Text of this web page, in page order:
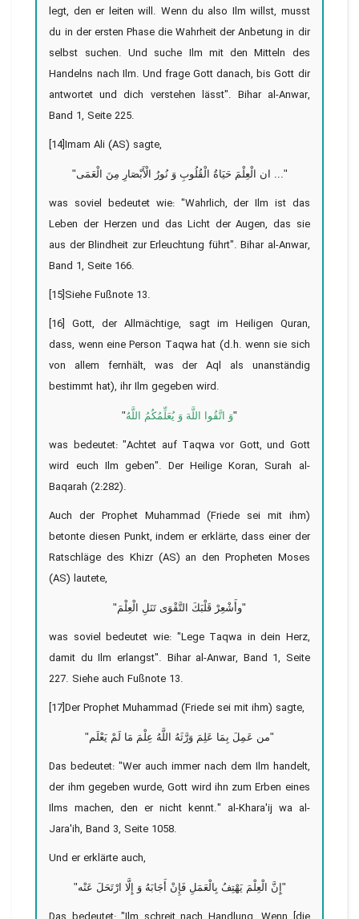
legt, den er leiten will. Wenn du also Ilm willst, musst
du in der ersten Phase die Wahrheit der Anbetung in dir
selbst suchen. Und suche Ilm mit den Mitteln des
Handelns nach Ilm. Und frage Gott danach, bis Gott dir
antwortet und dich verstehen lässt". Bihar al-Anwar,
Band 1, Seite 225.
[14]Imam Ali (AS) sagte,
"ان الْعِلْمَ حَیَاةُ الْقُلُوبِ وَ نُورُ الْأَبْصَارِ مِنَ الْعَمَى ..."
was soviel bedeutet wie: "Wahrlich, der Ilm ist das
Leben der Herzen und das Licht der Augen, das sie
aus der Blindheit zur Erleuchtung führt". Bihar al-Anwar,
Band 1, Seite 166.
[15]Siehe Fußnote 13.
[16] Gott, der Allmächtige, sagt im Heiligen Quran,
dass, wenn eine Person Taqwa hat (d.h. wenn sie sich
von allem fernhält, was der Aql als unanständig
bestimmt hat), ihr Ilm gegeben wird.
"وَ اتَّقُوا اللَّهَ وَ يُعَلِّمُكُمُ اللَّهُ"
was bedeutet: "Achtet auf Taqwa vor Gott, und Gott
wird euch Ilm geben". Der Heilige Koran, Surah al-
Baqarah (2:282).
Auch der Prophet Muhammad (Friede sei mit ihm)
betonte diesen Punkt, indem er erklärte, dass einer der
Ratschläge des Khizr (AS) an den Propheten Moses
(AS) lautete,
"وأَشْعِرْ قَلْبَكَ التَّقْوَى تَنَلِ الْعِلْمَ"
was soviel bedeutet wie: "Lege Taqwa in dein Herz,
damit du Ilm erlangst". Bihar al-Anwar, Band 1, Seite
227. Siehe auch Fußnote 13.
[17]Der Prophet Muhammad (Friede sei mit ihm) sagte,
"من عَمِلَ بِمَا عَلِمَ وَرَّثَهُ اللَّهُ عِلْمَ مَا لَمْ یَعْلَم"
Das bedeutet: "Wer auch immer nach dem Ilm handelt,
der ihm gegeben wurde, Gott wird ihn zum Erben eines
Ilms machen, den er nicht kennt." al-Khara'ij wa al-
Jara'ih, Band 3, Seite 1058.
Und er erklärte auch,
"إِنَّ الْعِلْمَ يَهْتِفُ بِالْعَمَلِ فَإِنْ أَجَابَهُ وَ إِلَّا ارْتَحَلَ عَنْه"